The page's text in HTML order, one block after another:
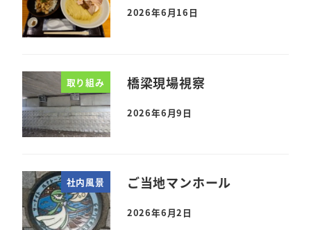
2026年6月16日
取り組み 橋梁現場視察
2026年6月9日
社内風景 ご当地マンホール
2026年6月2日